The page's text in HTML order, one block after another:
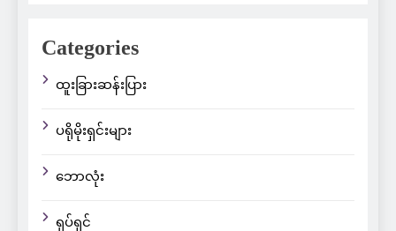
Categories
ထူးခြားဆန်းပြား
ပရိုမိုးရှင်းများ
ဘောလုံး
ရုပ်ရှင်